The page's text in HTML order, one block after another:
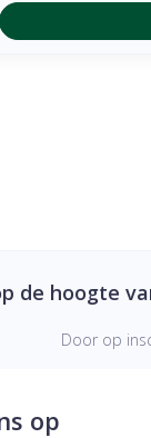
de hoogte
Door op
op